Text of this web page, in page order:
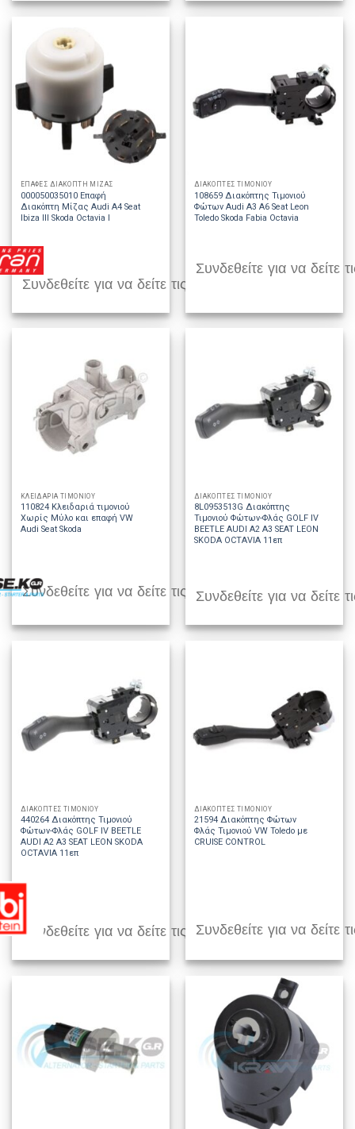
ΕΠΑΦΕΣ ΔΙΑΚΟΠΤΗ ΜΙΖΑΣ
000050035010 Επαφή
Διακόπτη Μίζας Audi A4 Seat
Ibiza III Skoda Octavia I
Συνδεθείτε για να δείτε τις τιμές
ΔΙΑΚΟΠΤΕΣ ΤΙΜΟΝΙΟΥ
108659 Διακόπτης Τιμονιού
Φώτων Audi A3 A6 Seat Leon
Toledo Skoda Fabia Octavia
Συνδεθείτε για να δείτε
ΚΛΕΙΔΑΡΙΑ ΤΙΜΟΝΙΟΥ
110824 Κλειδαριά τιμονιού
Χωρίς Μύλο και επαφή VW
Audi Seat Skoda
Συνδεθείτε για να δείτε τις τιμές
ΔΙΑΚΟΠΤΕΣ ΤΙΜΟΝΙΟΥ
8L0953513G Διακόπτης
Τιμονιού Φώτων-Φλάς GOLF IV
BEETLE AUDI A2 A3 SEAT LEON
SKODA OCTAVIA 11επ
Συνδεθείτε για να δείτε
ΔΙΑΚΟΠΤΕΣ ΤΙΜΟΝΙΟΥ
440264 Διακόπτης Τιμονιού
Φώτων-Φλάς GOLF IV BEETLE
AUDI A2 A3 SEAT LEON SKODA
OCTAVIA 11επ
Συνδεθείτε για να δείτε τις τιμές
ΔΙΑΚΟΠΤΕΣ ΤΙΜΟΝΙΟΥ
21594 Διακόπτης Φώτων
Φλάς Τιμονιού VW Toledo με
CRUISE CONTROL
Συνδεθείτε για να δείτε